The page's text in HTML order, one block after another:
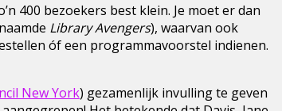
400 bezoekers best klein. Je moet er dan
Library Avengers), waarvan ook
óf een programmavoorstel indienen.
New York) gezamenlijk invulling te geven